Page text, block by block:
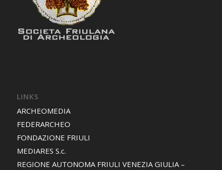
LINKS
ARCHEOMEDIA
FEDERARCHEO
FONDAZIONE FRIULI
MEDIARES S.c.
REGIONE AUTONOMA FRIULI VENEZIA GIULIA –